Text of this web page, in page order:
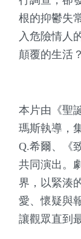
根的抑鬱失
入危險情人
顛覆的生活？
本片由《聖
瑪斯執導，
Q.希爾、《
共同演出。
界，以緊湊
愛、懷疑與
讓觀眾直到